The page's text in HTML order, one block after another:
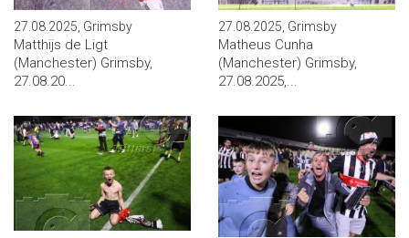
27.08.2025, Grimsby
Matthijs de Ligt
(Manchester) Grimsby,
27.08.20...
27.08.2025, Grimsby
Matheus Cunha
(Manchester) Grimsby,
27.08.2025,...